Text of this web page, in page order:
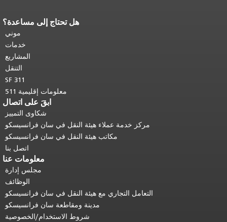
هل تحتاج إلى مساعدة؟
موني
خدمات
المشاريع
التنقل
SF 311
معلومات إقليمية 511
ابقَ على اتصال
شكاوى التمييز
مركز خدمة عملاء هيئة النقل في سان فرانسيسكو
مكاتب هيئة النقل في سان فرانسيسكو
اتصل بنا
معلومات عنا
مجلس إدارة
الوظائف
التعامل التجاري مع هيئة النقل في سان فرانسيسكو
مدينة ومقاطعة سان فرانسيسكو
شروط الاستخدام/الخصوصية